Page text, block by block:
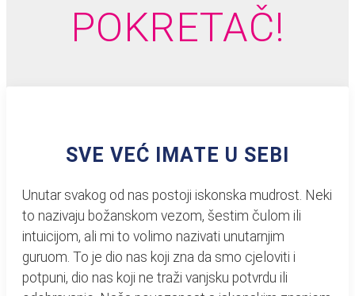
POKRETAČ!
SVE VEĆ IMATE U SEBI
Unutar svakog od nas postoji iskonska mudrost. Neki
to nazivaju božanskom vezom, šestim čulom ili
intuicijom, ali mi to volimo nazivati unutarnjim
guruom. To je dio nas koji zna da smo cjeloviti i
potpuni, dio nas koji ne traži vanjsku potvrdu ili